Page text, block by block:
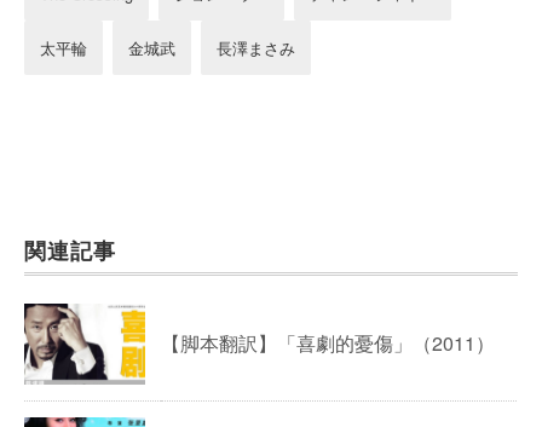
太平輪 金城武 長澤まさみ
関連記事
【脚本翻訳】「喜劇的憂傷」（2011）